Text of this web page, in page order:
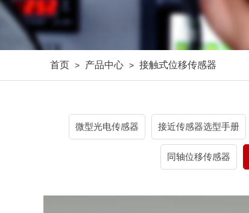
首页 > 产品中心 > 接触式位移传感器
微型光电传感器 接近传感器选型手册
同轴位移传感器